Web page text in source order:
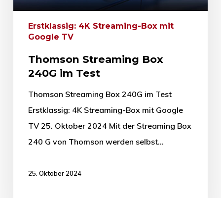
Erstklassig: 4K Streaming-Box mit
Google TV
Thomson Streaming Box
240G im Test
Thomson Streaming Box 240G im Test
Erstklassig: 4K Streaming-Box mit Google
TV 25. Oktober 2024 Mit der Streaming Box
240 G von Thomson werden selbst…
25. Oktober 2024